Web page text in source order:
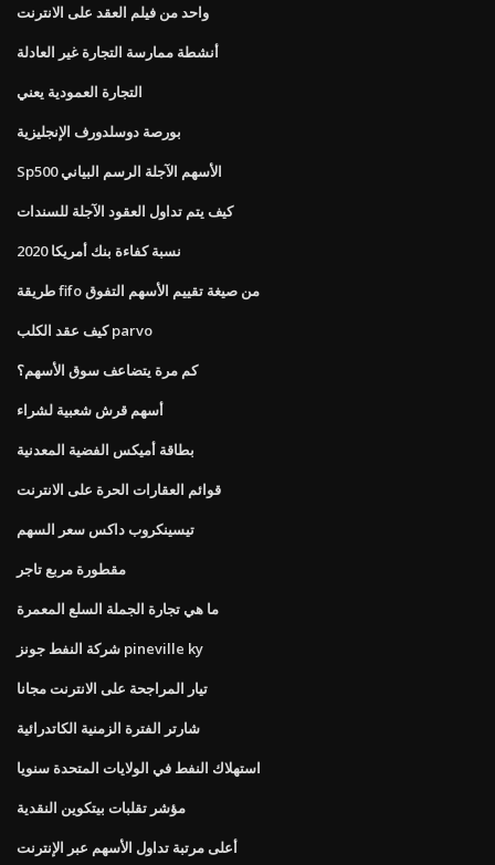
واحد من فيلم العقد على الانترنت
أنشطة ممارسة التجارة غير العادلة
التجارة العمودية يعني
بورصة دوسلدورف الإنجليزية
Sp500 الأسهم الآجلة الرسم البياني
كيف يتم تداول العقود الآجلة للسندات
نسبة كفاءة بنك أمريكا 2020
طريقة fifo من صيغة تقييم الأسهم التفوق
كيف عقد الكلب parvo
كم مرة يتضاعف سوق الأسهم؟
أسهم قرش شعبية لشراء
بطاقة أميكس الفضية المعدنية
قوائم العقارات الحرة على الانترنت
تيسينكروب داكس سعر السهم
مقطورة مربع تاجر
ما هي تجارة الجملة السلع المعمرة
شركة النفط جونز pineville ky
تيار المراجحة على الانترنت مجانا
شارتر الفترة الزمنية الكاتدرائية
استهلاك النفط في الولايات المتحدة سنويا
مؤشر تقلبات بيتكوين النقدية
أعلى مرتبة تداول الأسهم عبر الإنترنت